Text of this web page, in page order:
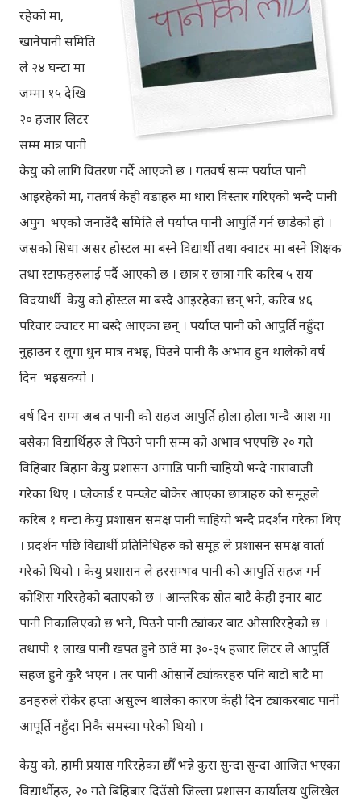
रहेको मा,
खानेपानी समिति
ले २४ घन्टा मा
जम्मा १५ देखि
२० हजार लिटर
सम्म मात्र पानी
केयु को लागि वितरण गर्दै आएको छ । गतवर्ष सम्म पर्याप्त पानी
आइरहेको मा, गतवर्ष केही वडाहरु मा धारा विस्तार गरिएको भन्दै पानी
अपुग भएको जनाउँदै समिति ले पर्याप्त पानी आपुर्ति गर्न छाडेको हो ।
जसको सिधा असर होस्टल मा बस्ने विद्यार्थी तथा क्वाटर मा बस्ने शिक्षक
तथा स्टाफहरुलाई पर्दै आएको छ । छात्र र छात्रा गरि करिब ५ सय
विदयार्थी केयु को होस्टल मा बस्दै आइरहेका छन् भने, करिब ४६
परिवार क्वाटर मा बस्दै आएका छन् । पर्याप्त पानी को आपुर्ति नहुँदा
नुहाउन र लुगा धुन मात्र नभइ, पिउने पानी कै अभाव हुन थालेको वर्ष
दिन भइसक्यो ।
वर्ष दिन सम्म अब त पानी को सहज आपुर्ति होला होला भन्दै आश मा
बसेका विद्यार्थिहरु ले पिउने पानी सम्म को अभाव भएपछि २० गते
विहिबार बिहान केयु प्रशासन अगाडि पानी चाहियो भन्दै नारावाजी
गरेका थिए । प्लेकार्ड र पम्प्लेट बोकेर आएका छात्राहरु को समूहले
करिब १ घन्टा केयु प्रशासन समक्ष पानी चाहियो भन्दै प्रदर्शन गरेका थिए
। प्रदर्शन पछि विद्यार्थी प्रतिनिधिहरु को समूह ले प्रशासन समक्ष वार्ता
गरेको थियो । केयु प्रशासन ले हरसम्भव पानी को आपुर्ति सहज गर्न
कोशिस गरिरहेको बताएको छ । आन्तरिक स्रोत बाटै केही इनार बाट
पानी निकालिएको छ भने, पिउने पानी ट्यांकर बाट ओसारिरहेको छ ।
तथापी १ लाख पानी खपत हुने ठाउँ मा ३०-३५ हजार लिटर ले आपुर्ति
सहज हुने कुरै भएन । तर पानी ओसार्ने ट्यांकरहरु पनि बाटो बाटै मा
डनहरुले रोकेर हप्ता असुल्न थालेका कारण केही दिन ट्यांकरबाट पानी
आपूर्ति नहुँदा निकै समस्या परेको थियो ।
केयु को, हामी प्रयास गरिरहेका छौँ भन्ने कुरा सुन्दा सुन्दा आजित भएका
विद्यार्थीहरु, २० गते बिहिबार दिउँसो जिल्ला प्रशासन कार्यालय धुलिखेल